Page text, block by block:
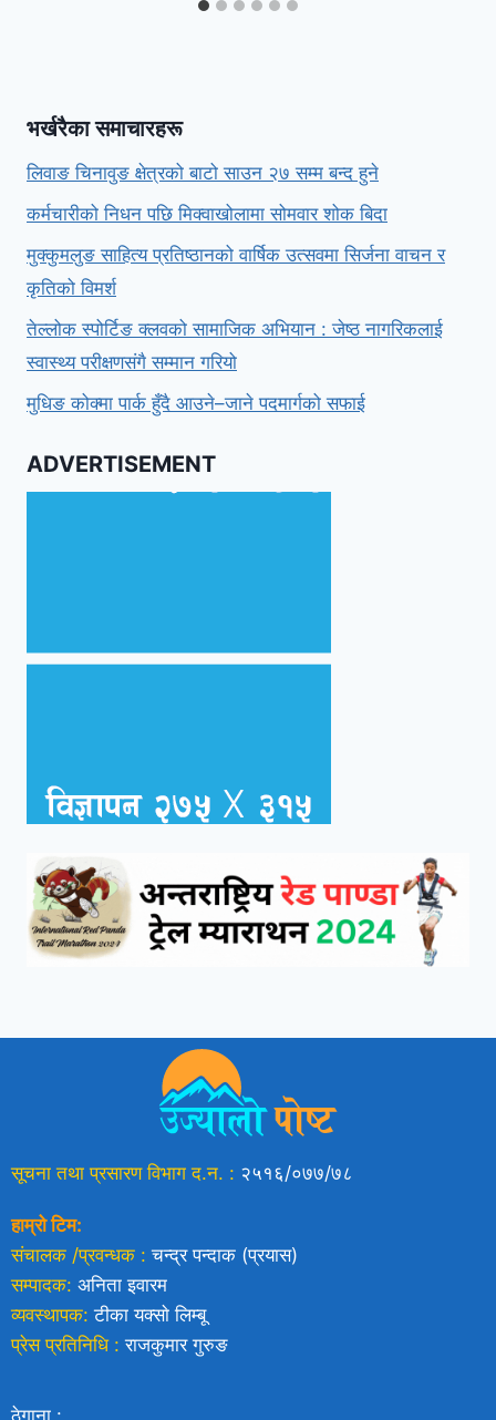
भर्खरैका समाचारहरू
लिवाङ चिनावुङ क्षेत्रको बाटो साउन २७ सम्म बन्द हुने
कर्मचारीको निधन पछि मिक्वाखोलामा सोमवार शोक बिदा
मुक्कुमलुङ साहित्य प्रतिष्ठानको वार्षिक उत्सवमा सिर्जना वाचन र
कृतिको विमर्श
तेल्लोक स्पोर्टिङ क्लवको सामाजिक अभियान : जेष्ठ नागरिकलाई
स्वास्थ्य परीक्षणसंगै सम्मान गरियो
मुधिङ कोक्मा पार्क हुँदै आउने–जाने पदमार्गको सफाई
ADVERTISEMENT
सूचना तथा प्रसारण विभाग द.न. : २५१६/०७७/७८
हाम्रो टिम:
संचालक /प्रवन्धक : चन्द्र पन्दाक (प्रयास)
सम्पादक: अनिता इवारम
व्यवस्थापक: टीका यक्साे लिम्बू
प्रेस प्रतिनिधि : राजकुमार गुरुङ